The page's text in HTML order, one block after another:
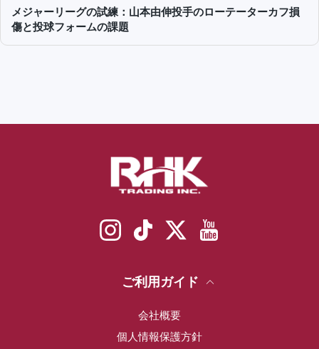
メジャーリーグの試練：山本由伸投手のローテーターカフ損
傷と投球フォームの課題
InstagramTikTok Twitter
ご利用ガイド
会社概要
個人情報保護方針